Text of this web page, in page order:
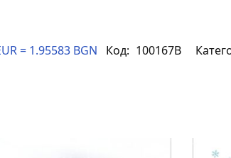
= 1.95583 BGN Код: 100167B